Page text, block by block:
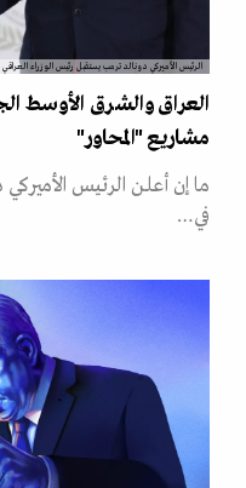
الرئيس الأميركي دونالد ترمب يستقبل رئيس الوزراء العراقي
العراق والشرق الأوسط
مشاريع "المحاور"
ما إن أعلن الرئيس
في…